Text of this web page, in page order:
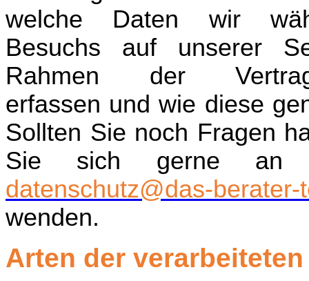
welche Daten wir
Besuchs auf unserer
Rahmen der
erfassen und wie diese
Sollten Sie noch Fragen
Sie sich gerne an
datenschutz@das-berater-
wenden.
Arten der